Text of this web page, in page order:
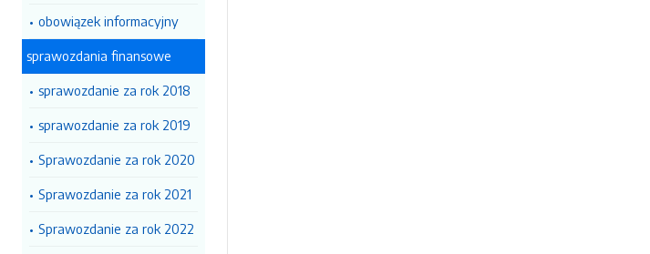
obowiązek informacyjny
sprawozdania finansowe
sprawozdanie za rok 2018
sprawozdanie za rok 2019
Sprawozdanie za rok 2020
Sprawozdanie za rok 2021
Sprawozdanie za rok 2022